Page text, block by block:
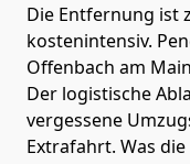
Die Entfernung ist
kostenintensiv.
Offenbach am
Der logistische
vergessene
Extrafahrt. Was